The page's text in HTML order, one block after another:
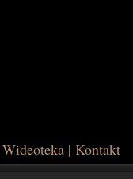
Wideoteka | Kontakt